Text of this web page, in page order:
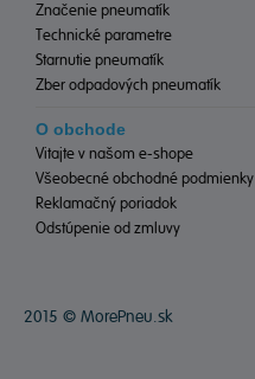
Značenie pneumatík
Technické parametre
Starnutie pneumatík
Zber odpadových pneumatík
O obchode
Vitajte v našom e-shope
Všeobecné obchodné podmienky
Reklamačný poriadok
Odstúpenie od zmluvy
2015 © MorePneu.sk